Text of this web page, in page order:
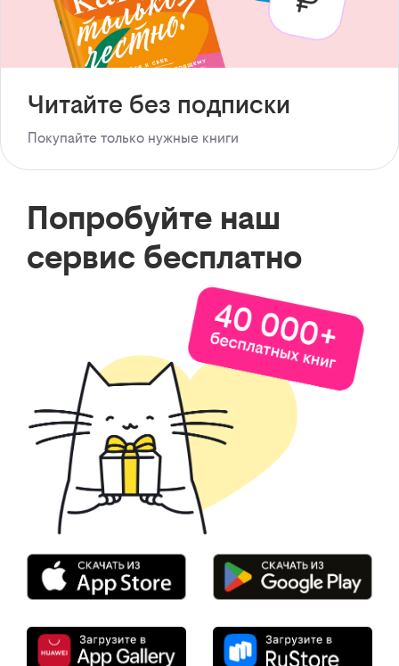
Читайте без подписки
Покупайте только нужные книги
Попробуйте наш
сервис бесплатно